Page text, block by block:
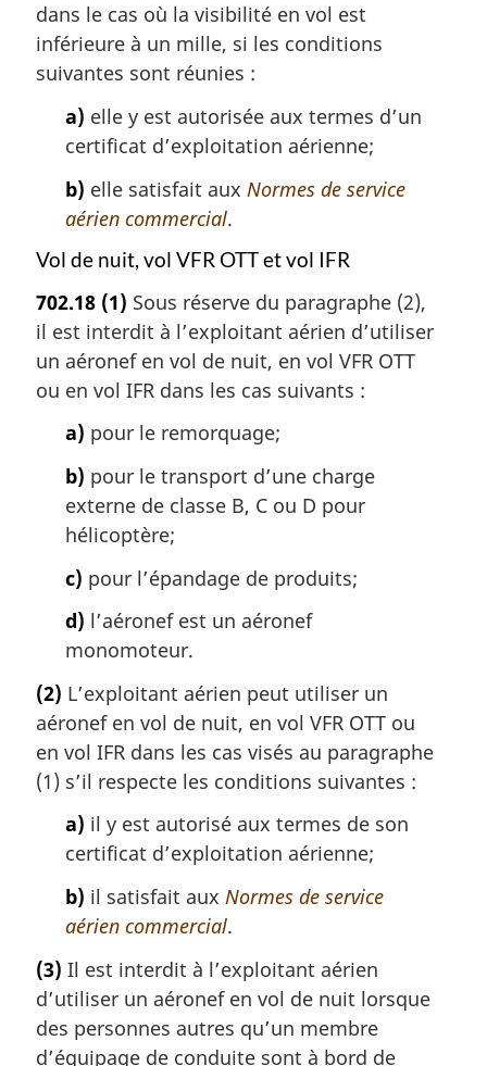
dans le cas où la visibilité en vol est
inférieure à un mille, si les conditions
suivantes sont réunies :
a) elle y est autorisée aux termes d’un
certificat d’exploitation aérienne;
b) elle satisfait aux Normes de service
aérien commercial.
Vol de nuit, vol VFR OTT et vol IFR
702.18 (1) Sous réserve du paragraphe (2),
il est interdit à l’exploitant aérien d’utiliser
un aéronef en vol de nuit, en vol VFR OTT
ou en vol IFR dans les cas suivants :
a) pour le remorquage;
b) pour le transport d’une charge
externe de classe B, C ou D pour
hélicoptère;
c) pour l’épandage de produits;
d) l’aéronef est un aéronef
monomoteur.
(2) L’exploitant aérien peut utiliser un
aéronef en vol de nuit, en vol VFR OTT ou
en vol IFR dans les cas visés au paragraphe
(1) s’il respecte les conditions suivantes :
a) il y est autorisé aux termes de son
certificat d’exploitation aérienne;
b) il satisfait aux Normes de service
aérien commercial.
(3) Il est interdit à l’exploitant aérien
d’utiliser un aéronef en vol de nuit lorsque
des personnes autres qu’un membre
d’équipage de conduite sont à bord de